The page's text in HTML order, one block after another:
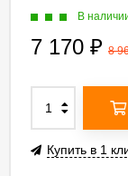
В
7 170 ₽ 8
Купить в 1